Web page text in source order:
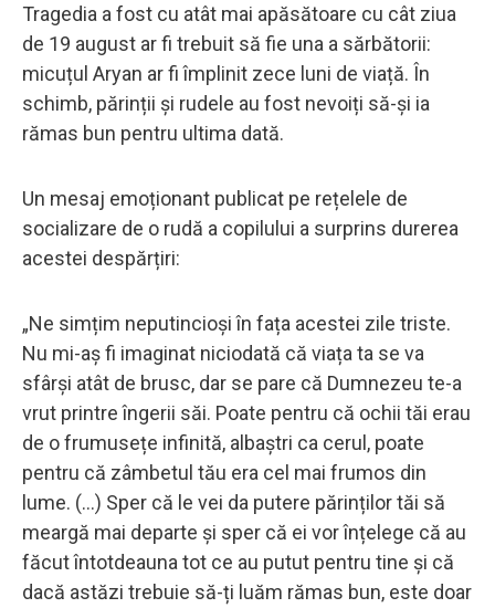
Tragedia a fost cu atât mai apăsătoare cu cât ziua
de 19 august ar fi trebuit să fie una a sărbătorii:
micuțul Aryan ar fi împlinit zece luni de viață. În
schimb, părinții și rudele au fost nevoiți să-și ia
rămas bun pentru ultima dată.
Un mesaj emoționant publicat pe rețelele de
socializare de o rudă a copilului a surprins durerea
acestei despărțiri:
„Ne simțim neputincioși în fața acestei zile triste.
Nu mi-aș fi imaginat niciodată că viața ta se va
sfârși atât de brusc, dar se pare că Dumnezeu te-a
vrut printre îngerii săi. Poate pentru că ochii tăi erau
de o frumusețe infinită, albaștri ca cerul, poate
pentru că zâmbetul tău era cel mai frumos din
lume. (…) Sper că le vei da putere părinților tăi să
meargă mai departe și sper că ei vor înțelege că au
făcut întotdeauna tot ce au putut pentru tine și că
dacă astăzi trebuie să-ți luăm rămas bun, este doar